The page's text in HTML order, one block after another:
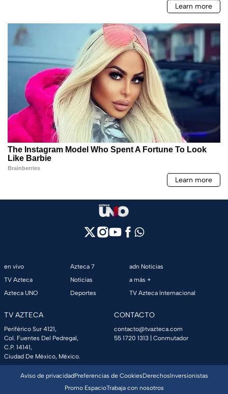
en vivo
TV Azteca
Azteca UNO
Azteca 7
Noticias
Deportes
adn Noticias
a más +
TV Azteca Internacional
TV AZTECA
Periférico Sur 4121,
Col. Fuentes Del Pedregal,
C.P. 14141,
Ciudad De México, México.
CONTACTO
contacto@tvazteca.com
55 1720 1313 | Conmutador
Aviso de privacidadPreferencias de CookiesDerechosInversionistas
Promo EspacioTrabaja con nosotros